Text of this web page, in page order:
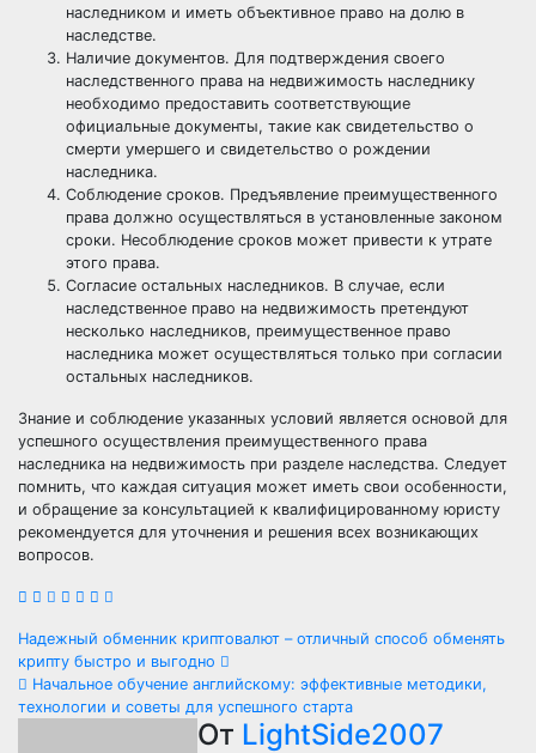
наследником и иметь объективное право на долю в
наследстве.
Наличие документов. Для подтверждения своего
наследственного права на недвижимость наследнику
необходимо предоставить соответствующие
официальные документы, такие как свидетельство о
смерти умершего и свидетельство о рождении
наследника.
Соблюдение сроков. Предъявление преимущественного
права должно осуществляться в установленные законом
сроки. Несоблюдение сроков может привести к утрате
этого права.
Согласие остальных наследников. В случае, если
наследственное право на недвижимость претендуют
несколько наследников, преимущественное право
наследника может осуществляться только при согласии
остальных наследников.
Знание и соблюдение указанных условий является основой для
успешного осуществления преимущественного права
наследника на недвижимость при разделе наследства. Следует
помнить, что каждая ситуация может иметь свои особенности,
и обращение за консультацией к квалифицированному юристу
рекомендуется для уточнения и решения всех возникающих
вопросов.
Навигация
по
Надежный обменник криптовалют – отличный способ обменять
крипту быстро и выгодно
Начальное обучение английскому: эффективные методики,
технологии и советы для успешного старта
От LightSide2007